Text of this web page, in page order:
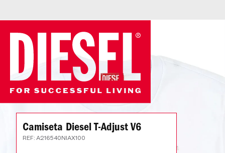
Camiseta Diesel T-Adjust V6
: A216540NIAX100